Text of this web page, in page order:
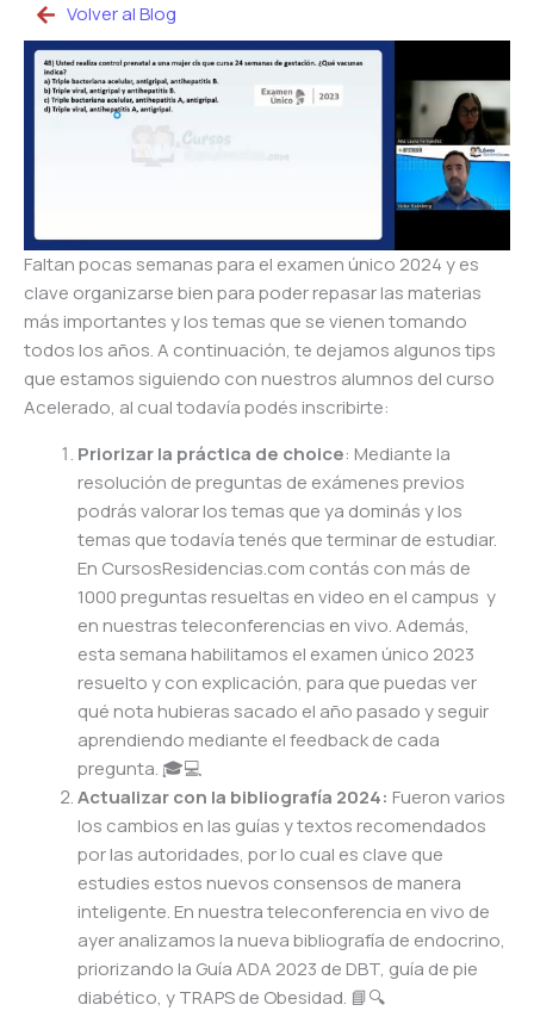
Volver al Blog
Faltan pocas semanas para el examen único 2024 y es
clave organizarse bien para poder repasar las materias
más importantes y los temas que se vienen tomando
todos los años. A continuación, te dejamos algunos tips
que estamos siguiendo con nuestros alumnos del curso
Acelerado, al cual todavía podés inscribirte:
Priorizar la práctica de choice: Mediante la
resolución de preguntas de exámenes previos
podrás valorar los temas que ya dominás y los
temas que todavía tenés que terminar de estudiar.
En CursosResidencias.com contás con más de
1000 preguntas resueltas en video en el campus y
en nuestras teleconferencias en vivo. Además,
esta semana habilitamos el examen único 2023
resuelto y con explicación, para que puedas ver
qué nota hubieras sacado el año pasado y seguir
aprendiendo mediante el feedback de cada
pregunta. 🎓💻
Actualizar con la bibliografía 2024: Fueron varios
los cambios en las guías y textos recomendados
por las autoridades, por lo cual es clave que
estudies estos nuevos consensos de manera
inteligente. En nuestra teleconferencia en vivo de
ayer analizamos la nueva bibliografía de endocrino,
priorizando la Guía ADA 2023 de DBT, guía de pie
diabético, y TRAPS de Obesidad. 📘🔍